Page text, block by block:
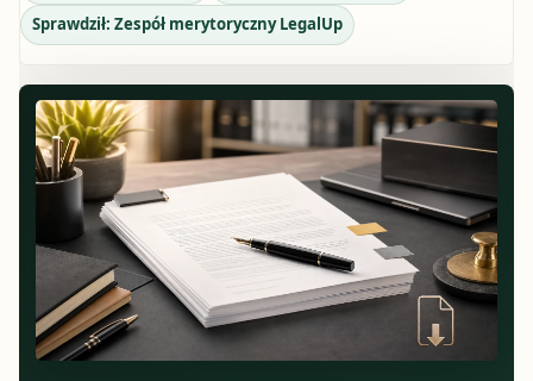
Sprawdził: Zespół merytoryczny LegalUp